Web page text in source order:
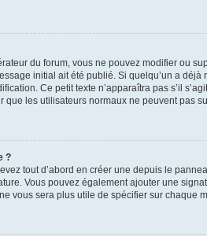
du forum, vous ne pouvez modifier ou
initial ait été publié. Si quelqu’un a
Ce petit texte n’apparaîtra pas s’il
les utilisateurs normaux ne peuvent pas
?
tout d’abord en créer une depuis le
Vous pouvez également ajouter une
vous sera plus utile de spécifier sur chaque